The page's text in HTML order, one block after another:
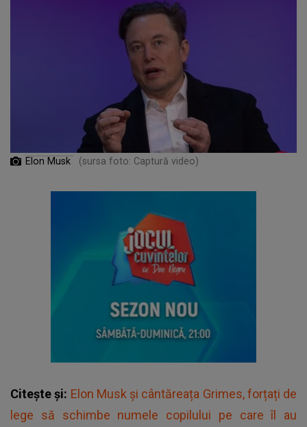
Elon Musk (sursa foto: Captură video)
Citește și: Elon Musk și cântăreața Grimes, forțați de
lege să schimbe numele copilului pe care îl au